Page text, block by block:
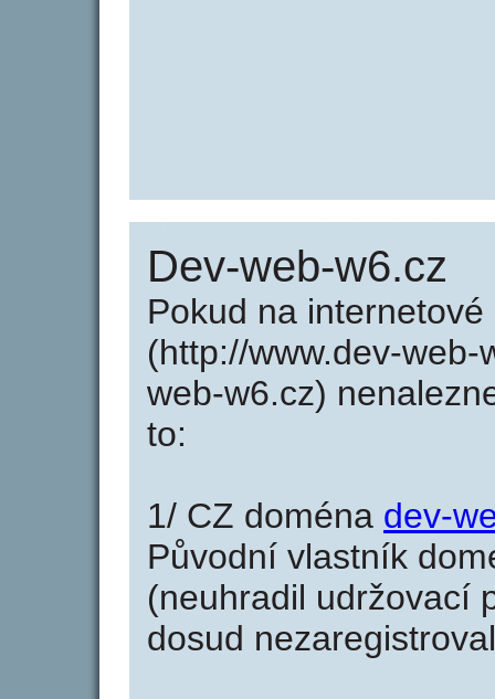
Dev-web-w6.cz
Pokud na
(http://www.dev-
web-w6.cz)
to:
1/ CZ doména dev-
Původní vlastník
(neuhradil udržovací
dosud